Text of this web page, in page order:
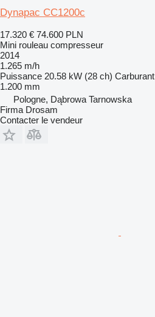
Dynapac CC1200c
17.320 € 74.600 PLN
Mini rouleau compresseur
2014
1.265 m/h
Puissance 20.58 kW (28 ch) Carburant
1.200 mm
Pologne, Dąbrowa Tarnowska
Firma Drosam
Contacter le vendeur